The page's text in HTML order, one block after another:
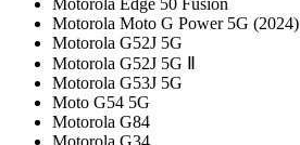
Motorola Moto G Power 5G (2024)
Motorola G52J 5G
Motorola G52J 5G Ⅱ
Motorola G53J 5G
Moto G54 5G
Motorola G84
Motorola G34